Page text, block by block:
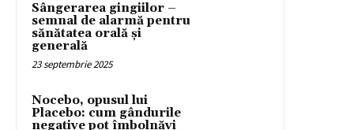
Sângerarea gingiilor –
semnal de alarmă pentru
sănătatea orală și
generală
23 septembrie 2025
Nocebo, opusul lui
Placebo: cum gândurile
negative pot îmbolnăvi